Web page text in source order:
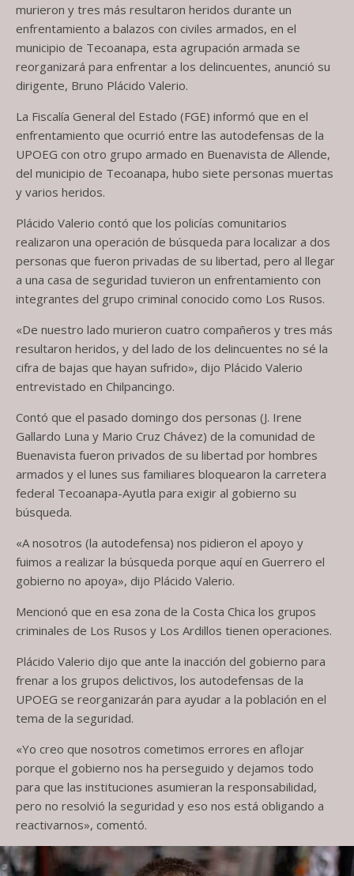
murieron y tres más resultaron heridos durante un
enfrentamiento a balazos con civiles armados, en el
municipio de Tecoanapa, esta agrupación armada se
reorganizará para enfrentar a los delincuentes, anunció su
dirigente, Bruno Plácido Valerio.
La Fiscalía General del Estado (FGE) informó que en el
enfrentamiento que ocurrió entre las autodefensas de la
UPOEG con otro grupo armado en Buenavista de Allende,
del municipio de Tecoanapa, hubo siete personas muertas
y varios heridos.
Plácido Valerio contó que los policías comunitarios
realizaron una operación de búsqueda para localizar a dos
personas que fueron privadas de su libertad, pero al llegar
a una casa de seguridad tuvieron un enfrentamiento con
integrantes del grupo criminal conocido como Los Rusos.
«De nuestro lado murieron cuatro compañeros y tres más
resultaron heridos, y del lado de los delincuentes no sé la
cifra de bajas que hayan sufrido», dijo Plácido Valerio
entrevistado en Chilpancingo.
Contó que el pasado domingo dos personas (J. Irene
Gallardo Luna y Mario Cruz Chávez) de la comunidad de
Buenavista fueron privados de su libertad por hombres
armados y el lunes sus familiares bloquearon la carretera
federal Tecoanapa-Ayutla para exigir al gobierno su
búsqueda.
«A nosotros (la autodefensa) nos pidieron el apoyo y
fuimos a realizar la búsqueda porque aquí en Guerrero el
gobierno no apoya», dijo Plácido Valerio.
Mencionó que en esa zona de la Costa Chica los grupos
criminales de Los Rusos y Los Ardillos tienen operaciones.
Plácido Valerio dijo que ante la inacción del gobierno para
frenar a los grupos delictivos, los autodefensas de la
UPOEG se reorganizarán para ayudar a la población en el
tema de la seguridad.
«Yo creo que nosotros cometimos errores en aflojar
porque el gobierno nos ha perseguido y dejamos todo
para que las instituciones asumieran la responsabilidad,
pero no resolvió la seguridad y eso nos está obligando a
reactivarnos», comentó.